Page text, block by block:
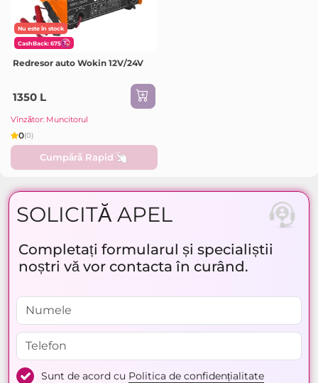
Nu este în stock
CashBack: 675
Redresor auto Wokin 12V/24V
1350 L
Vînzător: Muncitorul
0(0)
Cumpără Rapid
SOLICITĂ APEL
Completați formularul și specialiștii
noștri vă vor contacta în curând.
Sunt de acord cu Politica de confidențialitate